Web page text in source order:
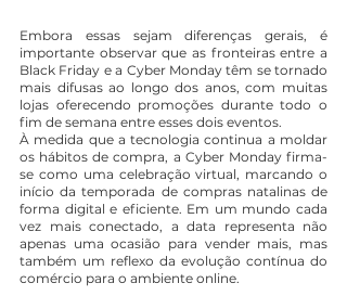
Embora essas sejam diferenças gerais, é
importante observar que as fronteiras entre a
Black Friday e a Cyber Monday têm se tornado
mais difusas ao longo dos anos, com muitas
lojas oferecendo promoções durante todo o
fim de semana entre esses dois eventos.
À medida que a tecnologia continua a moldar
os hábitos de compra, a Cyber Monday firma-
se como uma celebração virtual, marcando o
início da temporada de compras natalinas de
forma digital e eficiente. Em um mundo cada
vez mais conectado, a data representa não
apenas uma ocasião para vender mais, mas
também um reflexo da evolução contínua do
comércio para o ambiente online.